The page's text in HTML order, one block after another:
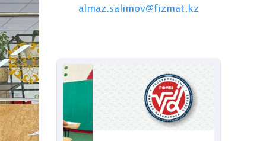
almaz.salimov@fizmat.kz